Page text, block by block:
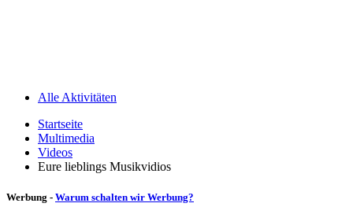
Alle Aktivitäten
Startseite
Multimedia
Videos
Eure lieblings Musikvidios
Werbung - Warum schalten wir Werbung?